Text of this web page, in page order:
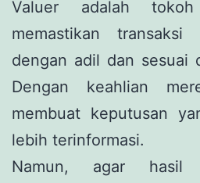
Valuer adalah
memastikan transaksi
dengan adil dan sesuai
Dengan keahlian
membuat keputusan
lebih terinformasi.
Namun, agar hasil